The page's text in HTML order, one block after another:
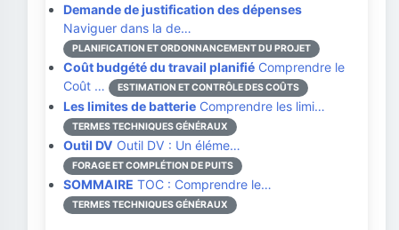
Demande de justification des dépenses
Naviguer dans la de…
PLANIFICATION ET ORDONNANCEMENT DU PROJET
Coût budgété du travail planifié Comprendre le
Coût …
ESTIMATION ET CONTRÔLE DES COÛTS
Les limites de batterie Comprendre les limi…
TERMES TECHNIQUES GÉNÉRAUX
Outil DV Outil DV : Un éléme…
FORAGE ET COMPLÉTION DE PUITS
SOMMAIRE TOC : Comprendre le…
TERMES TECHNIQUES GÉNÉRAUX